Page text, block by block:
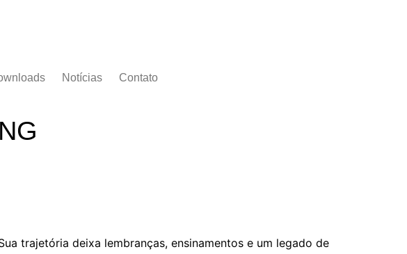
Coletivos
Notícias Contato
trajetória deixa lembranças, ensinamentos e um legado de